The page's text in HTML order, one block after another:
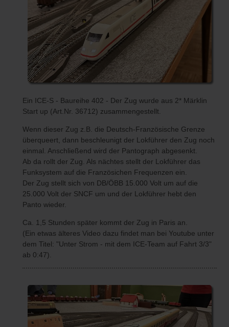
Ein ICE-S - Baureihe 402 - Der Zug wurde aus 2* Märklin
Start up (Art.Nr. 36712) zusammengestellt.
Wenn dieser Zug z.B. die Deutsch-Französische Grenze
überqueert, dann beschleunigt der Lokführer den Zug noch
einmal. Anschließend wird der Pantograph abgesenkt.
Ab da rollt der Zug. Als nächtes stellt der Lokführer das
Funksystem auf die Französichen Frequenzen ein.
Der Zug stellt sich von DB/ÖBB 15.000 Volt um auf die
25.000 Volt der SNCF um und der Lokführer hebt den
Panto wieder.
Ca. 1,5 Stunden später kommt der Zug in Paris an.
(Ein etwas älteres Video dazu findet man bei Youtube unter
dem Titel: "Unter Strom - mit dem ICE-Team auf Fahrt 3/3"
ab 0:47).